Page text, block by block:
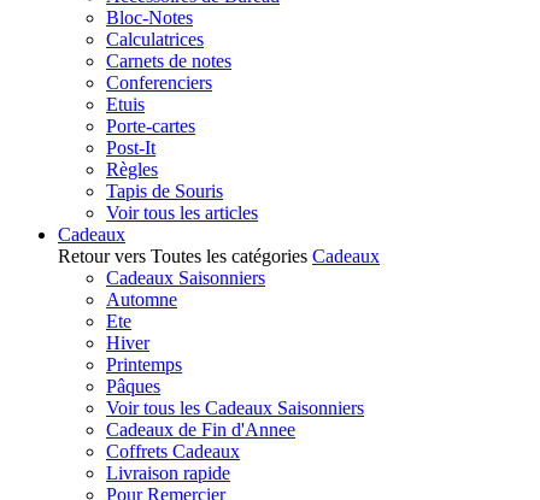
Bloc-Notes
Calculatrices
Carnets de notes
Conferenciers
Etuis
Porte-cartes
Post-It
Règles
Tapis de Souris
Voir tous les articles
Cadeaux
Retour vers Toutes les catégories Cadeaux
Cadeaux Saisonniers
Automne
Ete
Hiver
Printemps
Pâques
Voir tous les Cadeaux Saisonniers
Cadeaux de Fin d'Annee
Coffrets Cadeaux
Livraison rapide
Pour Remercier